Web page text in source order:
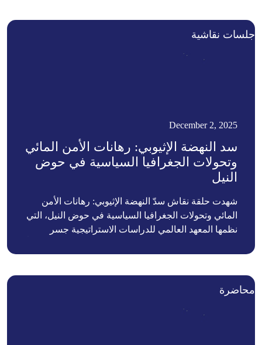
جلسات نقاشية
December 2, 2025
سد النهضة الإثيوبي: رهانات الأمن المائي
وتحولات الجغرافيا السياسية في حوض
النيل
شهدت حلقة نقاش سدّ النهضة الإثيوبي: رهانات الأمن
المائي وتحولات الجغرافيا السياسية في حوض النيل، التي
نظمها المعهد العالمي للدراسات الاستراتيجية جسر
معمقاً حول الأبعاد الجيوسياسية والأمنية والاقتصادية
إقليمية ودولية تجعل من أزمة السدّ أحد أكثر الملفات
تعقيداً في القارة الإفريقية.
محاضرة